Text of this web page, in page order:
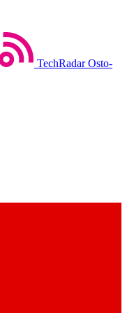
TechRadar Osto-